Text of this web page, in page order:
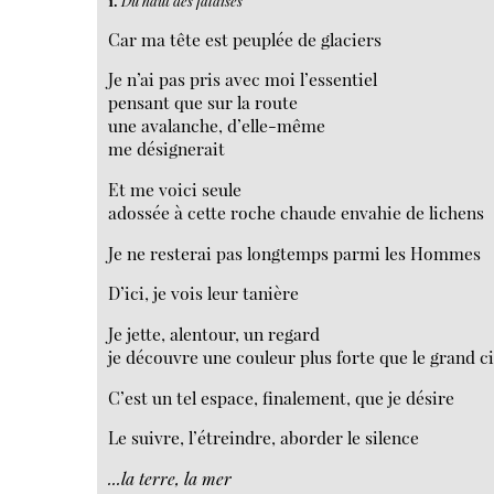
Car ma tête est peuplée de glaciers
Je n’ai pas pris avec moi l’essentiel
pensant que sur la route
une avalanche, d’elle-même
me désignerait
Et me voici seule
adossée à cette roche chaude envahie de lichens
Je ne resterai pas longtemps parmi les Hommes
D’ici, je vois leur tanière
Je jette, alentour, un regard
je découvre une couleur plus forte que le grand
C’est un tel espace, finalement, que je désire
Le suivre, l’étreindre, aborder le silence
...la terre, la mer